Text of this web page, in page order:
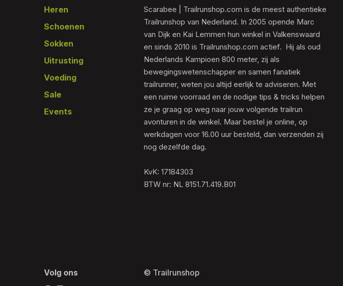
Heren
Schoenen
Sokken
Uitrusting
Voeding
Sale
Events
Scarabee | Trailrunshop.com is de meest authentieke
Trailrunshop van Nederland. In 2005 opende Marc
van Dijk en Kai Lemmen hun winkel in Valkenswaard
en sinds 2010 is Trailrunshop.com actief. Hij als oud
Nederlands Kampioen 800 meter, zij als
bewegingswetenschapper en samen fanatiek
trailrunner, weten jou altijd eerlijk te adviseren. Met
een ruime voorraad en de nodige tips & tricks helpen
ze je graag op weg naar jouw volgende trailrun
avonturen in de winkel. Maar bestel je online, op
werkdagen voor 16.00 uur besteld, dan verzenden zij
nog dezelfde dag.
KvK: 17184303
BTW nr: NL 8151.71.419.B01
Volg ons © Trailrunshop